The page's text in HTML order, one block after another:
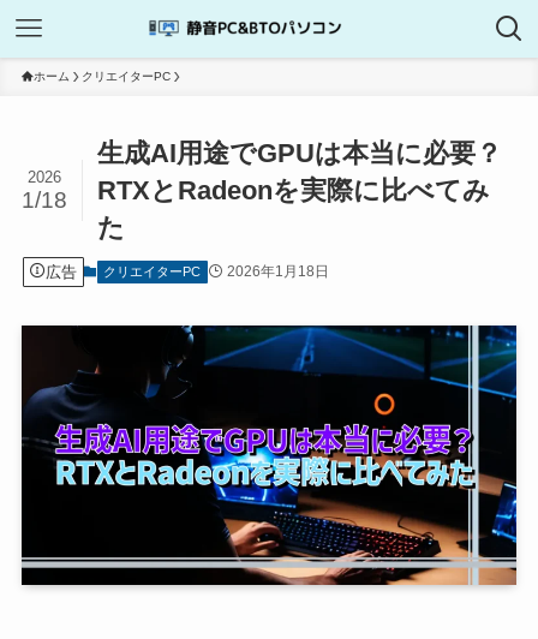
ホーム クリエイターPC
生成AI用途でGPUは本当に必要？
RTXとRadeonを実際に比べてみ
た
2026
1/18
広告 クリエイターPC 2026年1月18日